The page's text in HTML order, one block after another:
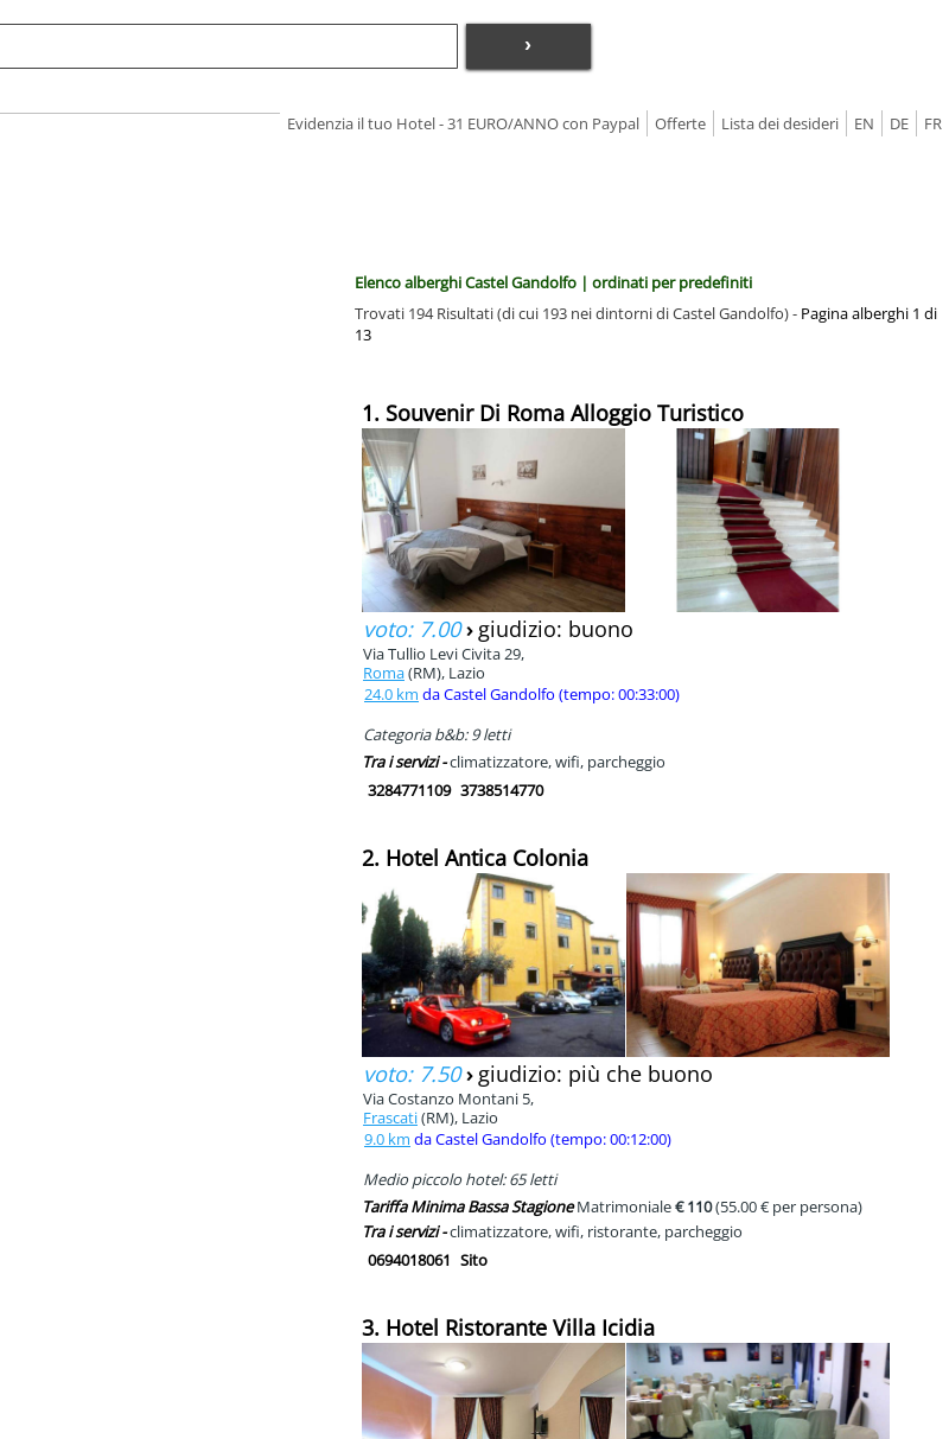
›
FR
DE
EN
Lista dei desideri
Offerte
Evidenzia il tuo Hotel - 31 EURO/ANNO con Paypal
Elenco alberghi Castel Gandolfo | ordinati per predefiniti
Trovati 194 Risultati (di cui 193 nei dintorni di Castel Gandolfo) - Pagina alberghi 1 di
13
1. Souvenir Di Roma Alloggio Turistico
voto: 7.00› giudizio: buono
Via Tullio Levi Civita 29,
Roma(RM), Lazio
24.0 km da Castel Gandolfo (tempo: 00:33:00)
Categoria b&b: 9 letti
Tra i servizi -climatizzatore, wifi, parcheggio
3284771109 3738514770
2. Hotel Antica Colonia
voto: 7.50› giudizio: più che buono
Via Costanzo Montani 5,
Frascati(RM), Lazio
9.0 km da Castel Gandolfo (tempo: 00:12:00)
Medio piccolo hotel: 65 letti
Tariffa Minima Bassa StagioneMatrimoniale€ 110(55.00 € per persona)
Tra i servizi -climatizzatore, wifi, ristorante, parcheggio
0694018061 Sito
3. Hotel Ristorante Villa Icidia